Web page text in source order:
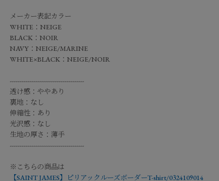
メーカー表記カラー
WHITE：NEIGE
BLACK：NOIR
NAVY：NEIGE/MARINE
WHITE×BLACK：NEIGE/NOIR
--------------------------------------
透け感：ややあり
裏地：なし
伸縮性：あり
光沢感：なし
生地の厚さ：薄手
--------------------------------------
※こちらの商品は
【SAINT JAMES】ピリアックルーズボーダーT-shirt/0324109014